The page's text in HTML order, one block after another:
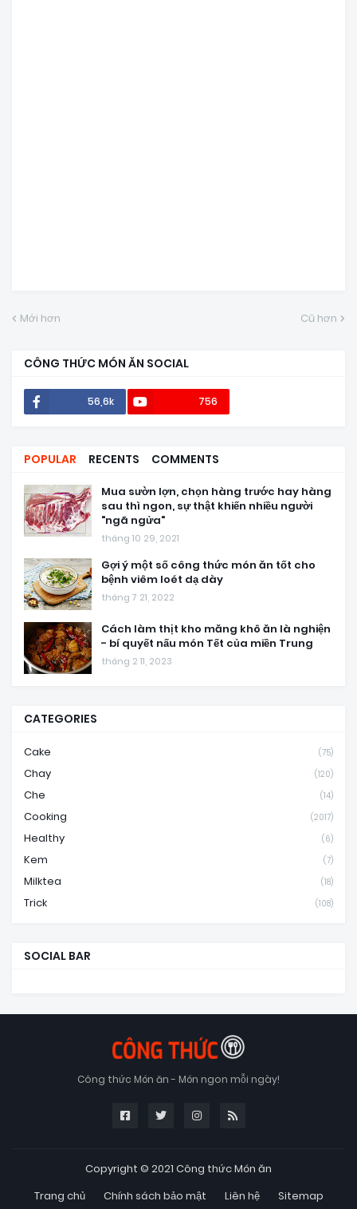
Mới hơn Cũ hơn
CÔNG THỨC MÓN ĂN SOCIAL
56,6k 756
POPULAR RECENTS COMMENTS
Mua sườn lợn, chọn hàng trước hay hàng
sau thì ngon, sự thật khiến nhiều người
"ngã ngửa"
tháng 10 29, 2021
Gợi ý một số công thức món ăn tốt cho
bệnh viêm loét dạ dày
tháng 7 21, 2022
Cách làm thịt kho măng khô ăn là nghiện
- bí quyết nấu món Tết của miền Trung
tháng 2 11, 2023
CATEGORIES
Cake (75)
Chay (120)
Che (14)
Cooking (2017)
Healthy (6)
Kem (7)
Milktea (18)
Trick (108)
SOCIAL BAR
Công thức Món ăn - Món ngon mỗi ngày!
Copyright © 2021 Công thức Món ăn
Trang chủ
Chính sách bảo mật Liên hệ Sitemap